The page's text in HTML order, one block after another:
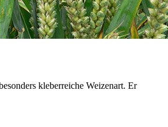
kleberreiche Weizenart. Er